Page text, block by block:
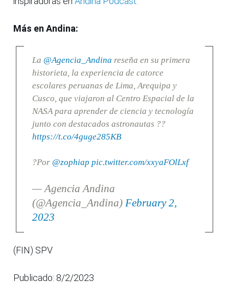
Más en Andina:
La @Agencia_Andina reseña en su primera
historieta, la experiencia de catorce
escolares peruanas de Lima, Arequipa y
Cusco, que viajaron al Centro Espacial de la
NASA para aprender de ciencia y tecnología
junto con destacados astronautas ??
https://t.co/4guge285KB
?Por @zophiap pic.twitter.com/xxyaFOlLxf
— Agencia Andina
(@Agencia_Andina) February 2,
2023
(FIN) SPV
Publicado: 8/2/2023